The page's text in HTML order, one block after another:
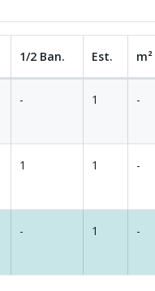
1/2 Ban. Est. m²
- 1 -
1 1 -
- 1 -